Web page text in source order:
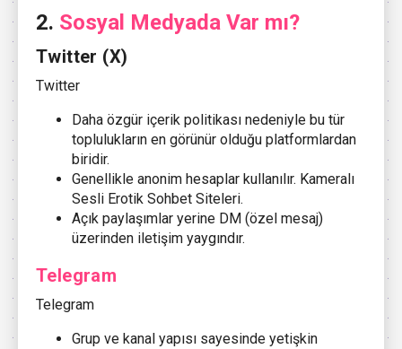
2. Sosyal Medyada Var mı?
Twitter (X)
Twitter
Daha özgür içerik politikası nedeniyle bu tür
toplulukların en görünür olduğu platformlardan
biridir.
Genellikle anonim hesaplar kullanılır. Kameralı
Sesli Erotik Sohbet Siteleri.
Açık paylaşımlar yerine DM (özel mesaj)
üzerinden iletişim yaygındır.
Telegram
Telegram
Grup ve kanal yapısı sayesinde yetişkin